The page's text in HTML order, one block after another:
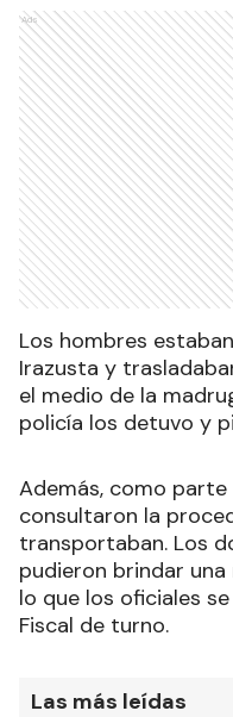
Ads
Los hombres
Irazusta y
el medio de la
policía los detuvo y
Además, como
consultaron la
transportaban. Los
pudieron brindar
lo que los oficiales
Fiscal de turno.
Las más leídas